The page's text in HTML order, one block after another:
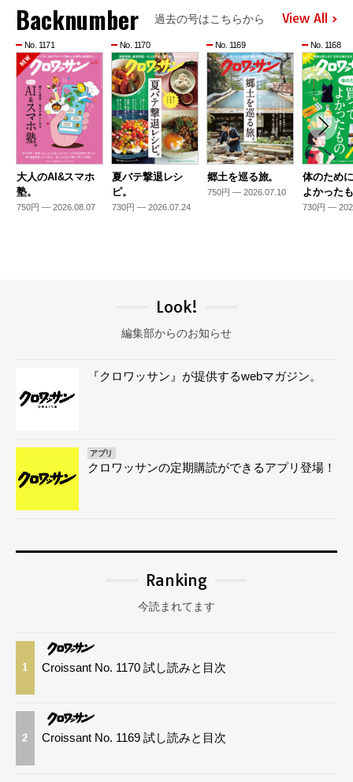
Backnumber 過去の号はこちらから View All
No. 1171
大人のAI&スマホ
塾。
750円 — 2026.08.07
No. 1170
夏バテ撃退レシ
ピ。
730円 — 2026.07.24
No. 1169
郷土を巡る旅。
750円 — 2026.07.10
No. 1168
体のため
よかった
730円 —
Look!
編集部からのお知らせ
『クロワッサン』が提供するwebマガジン。
アプリ
クロワッサンの定期購読ができるアプリ登場！
Ranking
今読まれてます
1 Croissant No. 1170 試し読みと目次
2 Croissant No. 1169 試し読みと目次